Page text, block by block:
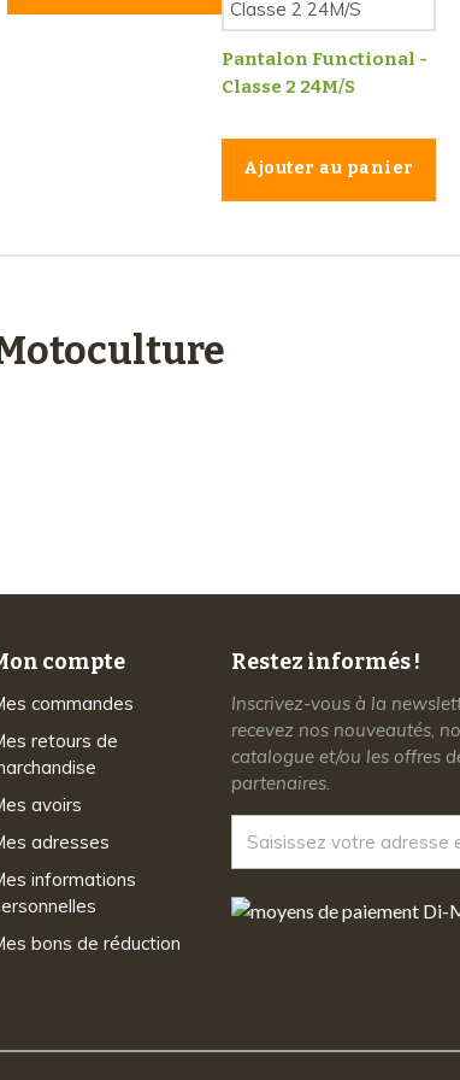
Pantalon Functional -
Classe 2 24M/S
Ajouter au panier
compte
commandes
retours de
avoirs
adresses
informations
bons de réduction
Restez informés !
Inscrivez-vous à la
recevez nos nouveautés,
catalogue et/ou les offres
partenaires.